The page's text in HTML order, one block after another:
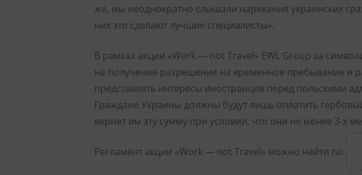
же, мы неоднократно слышали нарекания украинских
них это сделают лучшие специалисты».
В рамках акции «Work — not Travel» EWL Group за
на получение разрешения на временное пребывание и
представлять интересы иностранцев перед польскими
Граждане Украины должны будут лишь оплатить
вернет им эту сумму при условии, что они не менее 3-х
Регламент акции «Work — not Travel» можно найти по